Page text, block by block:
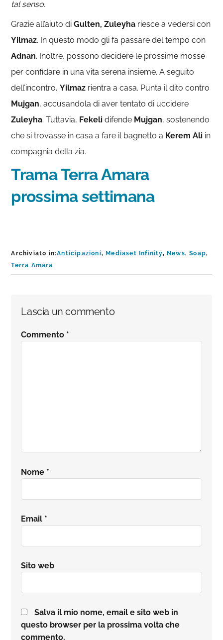
tal senso.
Grazie all’aiuto diGulten, Zuleyha riesce a vedersi con
Yilmaz. In questo modo gli fa passare del tempo con
Adnan. Inoltre, possono decidere le prossime mosse
per confidare in una vita serena insieme. A seguito
dell’incontro,Yilmaz rientra a casa. Punta il dito contro
Mujgan, accusandola di aver tentato di uccidere
Zuleyha. Tuttavia, Fekeli difende Mujgan, sostenendo
che si trovasse in casa a fare il bagnetto a Kerem Ali in
compagnia della zia.
Trama Terra Amara
prossima settimana
Archiviato in:Anticipazioni, Mediaset Infinity, News,Soap,
Terra Amara
Interazioni
del
Lascia un commento
Commento *
Nome *
Email *
Sito web
Salva il mio nome, email e sito web in
questo browser per la prossima volta che
commento.